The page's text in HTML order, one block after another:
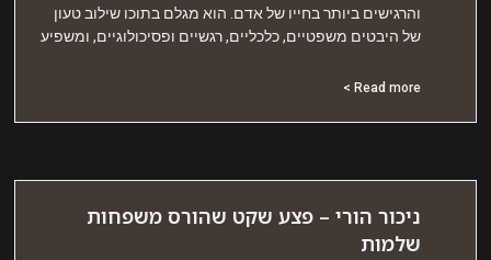
ביותר בחייו של אדם. הוא מגלם בתוכו שילוב טעון
היבטים משפטיים, כלכליים, רגשיים ופסיכולוגיים, ומשפיע
הורי – פצע שקט שהורס משפחות